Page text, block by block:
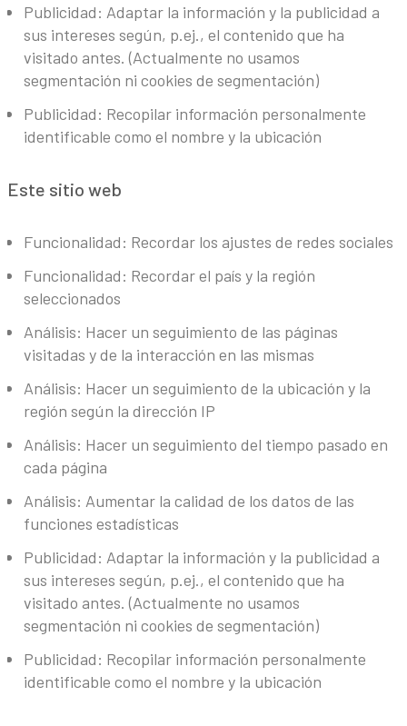
Publicidad: Adaptar la información y la publicidad a
sus intereses según, p.ej., el contenido que ha
visitado antes. (Actualmente no usamos
segmentación ni cookies de segmentación)
Publicidad: Recopilar información personalmente
identificable como el nombre y la ubicación
Este sitio web
Funcionalidad: Recordar los ajustes de redes sociales
Funcionalidad: Recordar el país y la región
seleccionados
Análisis: Hacer un seguimiento de las páginas
visitadas y de la interacción en las mismas
Análisis: Hacer un seguimiento de la ubicación y la
región según la dirección IP
Análisis: Hacer un seguimiento del tiempo pasado en
cada página
Análisis: Aumentar la calidad de los datos de las
funciones estadísticas
Publicidad: Adaptar la información y la publicidad a
sus intereses según, p.ej., el contenido que ha
visitado antes. (Actualmente no usamos
segmentación ni cookies de segmentación)
Publicidad: Recopilar información personalmente
identificable como el nombre y la ubicación